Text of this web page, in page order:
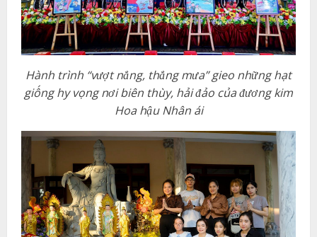
Hành trình “vượt nắng, thắng mưa” gieo những hạt
giống hy vọng nơi biên thùy, hải đảo của đương kim
Hoa hậu Nhân ái